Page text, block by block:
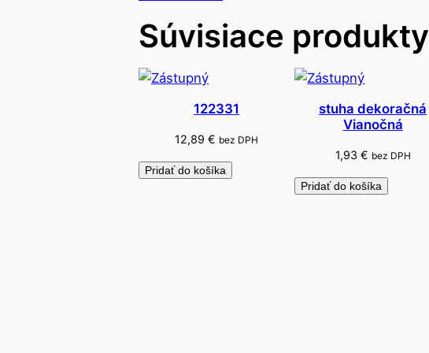
Súvisiace produkty
122331
12,89€ bez DPH
Pridať do košíka
stuha dekoračná
Vianočná
1,93 € bez DPH
Pridať do košíka